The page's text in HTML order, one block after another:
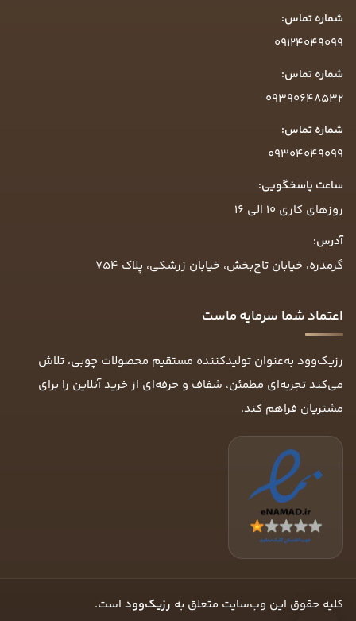
شماره تماس:
09124049099
شماره تماس:
09390648532
شماره تماس:
09304049099
ساعت پاسخگویی:
روزهای کاری ۱۰ الی ۱۶
آدرس:
گرمدره، خیابان تاج‌بخش، خیابان زرشکی، پلاک ۷۵۴
اعتماد شما سرمایه ماست
رزیک‌وود به‌عنوان تولیدکننده مستقیم محصولات چوبی، تلاش
می‌کند تجربه‌ای مطمئن، شفاف و حرفه‌ای از خرید آنلاین را برای
مشتریان فراهم کند.
کلیه حقوق این وب‌سایت متعلق به رزیک‌وود است.